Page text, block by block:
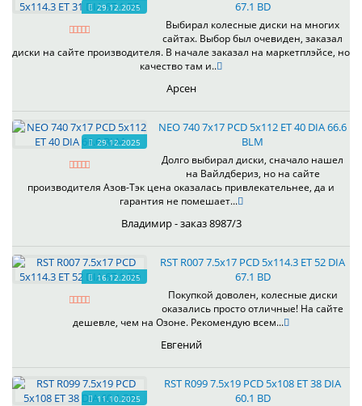
29.12.2025
67.1 BD
Выбирал колесные диски на многих
сайтах. Выбор был очевиден, заказал
диски на сайте производителя. В начале заказал на маркетплэйсе, но
качество там и..
Арсен
29.12.2025
NEO 740 7x17 PCD 5x112 ET 40 DIA 66.6
BLM
Долго выбирал диски, сначало нашел
на Вайлдбериз, но на сайте
производителя Азов-Тэк цена оказалась привлекательнее, да и
гарантия не помешает...
Владимир - заказ 8987/3
16.12.2025
RST R007 7.5x17 PCD 5x114.3 ET 52 DIA
67.1 BD
Покупкой доволен, колесные диски
оказались просто отличные! На сайте
дешевле, чем на Озоне. Рекомендую всем...
Евгений
11.10.2025
RST R099 7.5x19 PCD 5x108 ET 38 DIA
60.1 BD